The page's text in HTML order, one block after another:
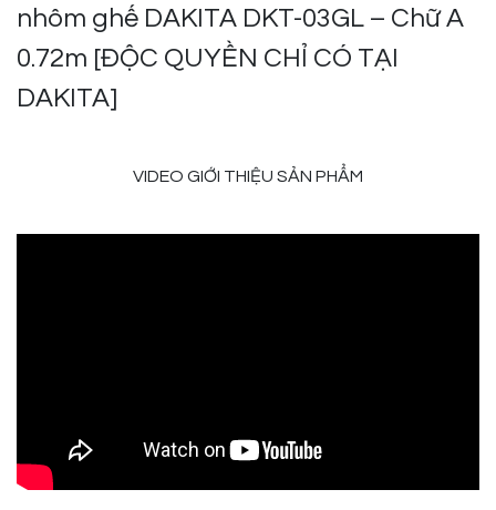
nhôm ghế DAKITA DKT-03GL – Chữ A
0.72m [ĐỘC QUYỀN CHỈ CÓ TẠI
DAKITA]
VIDEO GIỚI THIỆU SẢN PHẨM